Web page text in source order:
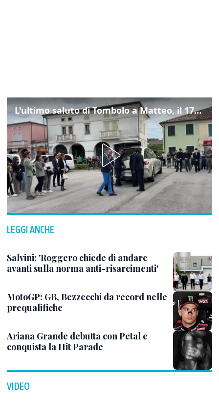
L'ultimo saluto di Tombolo a Matteo, il 17enne morto di tumore. Il video
LEGGI ANCHE
Salvini: 'Roggero chiede di andare
avanti sulla norma anti-risarcimenti'
MotoGP: GB, Bezzecchi da record nelle
prequalifiche
Ariana Grande debutta con Petal e
conquista la Hit Parade
VIDEO